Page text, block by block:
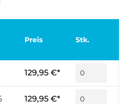
Preis Stk.
129,95 €*
129,95 €*